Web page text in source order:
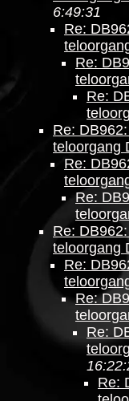
6:49:31
Re:
Re:
Re:
Re:
teloorgang
Re:
Re:
Re:
teloorgang
Re:
Re:
Re:
Re: